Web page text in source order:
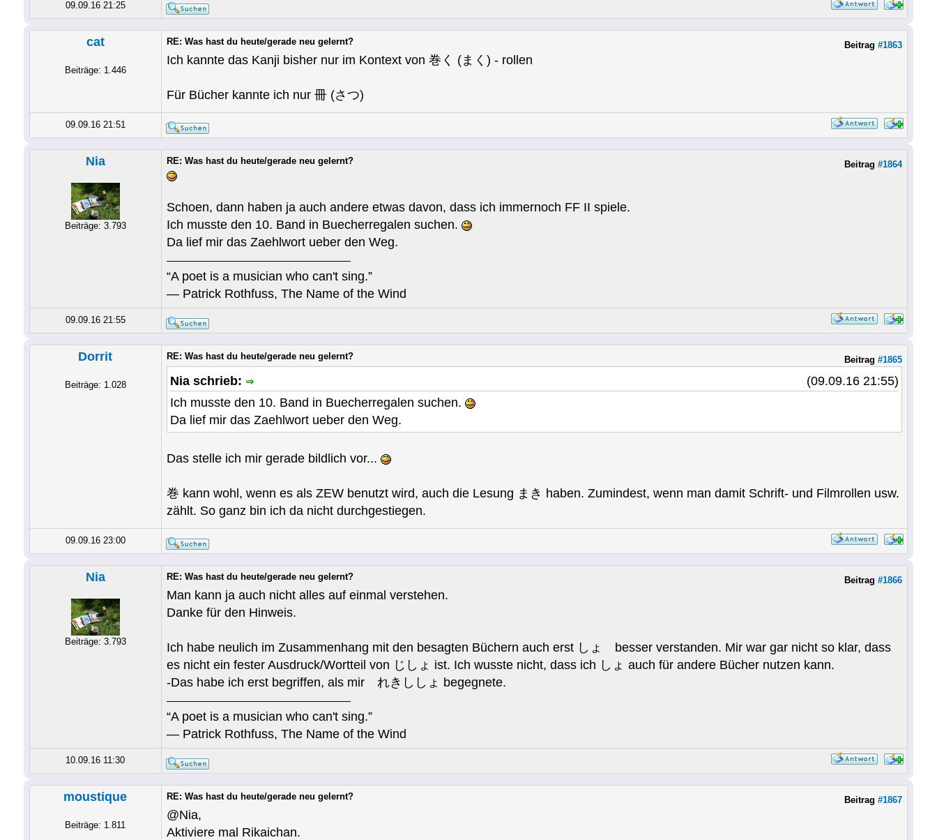
09.09.16 21:25
cat
Beiträge: 1.446
Beitrag #1863
RE: Was hast du heute/gerade neu gelernt?
Ich kannte das Kanji bisher nur im Kontext von 巻く (まく) - rollen
Für Bücher kannte ich nur 冊 (さつ)
09.09.16 21:51
Nia
Beiträge: 3.793
Beitrag #1864
RE: Was hast du heute/gerade neu gelernt?
Schoen, dann haben ja auch andere etwas davon, dass ich immernoch FF II spiele.
Ich musste den 10. Band in Buecherregalen suchen.
Da lief mir das Zaehlwort ueber den Weg.
“A poet is a musician who can't sing.”
― Patrick Rothfuss, The Name of the Wind
09.09.16 21:55
Dorrit
Beiträge: 1.028
Beitrag #1865
RE: Was hast du heute/gerade neu gelernt?
(09.09.16 21:55)
Nia schrieb:
Ich musste den 10. Band in Buecherregalen suchen.
Da lief mir das Zaehlwort ueber den Weg.
Das stelle ich mir gerade bildlich vor...
巻 kann wohl, wenn es als ZEW benutzt wird, auch die Lesung まき haben. Zumindest, wenn man damit Schrift- und Filmrollen usw.
zählt. So ganz bin ich da nicht durchgestiegen.
09.09.16 23:00
Nia
Beiträge: 3.793
Beitrag #1866
RE: Was hast du heute/gerade neu gelernt?
Man kann ja auch nicht alles auf einmal verstehen.
Danke für den Hinweis.
Ich habe neulich im Zusammenhang mit den besagten Büchern auch erst しょ besser verstanden. Mir war gar nicht so klar, dass
es nicht ein fester Ausdruck/Wortteil von じしょ ist. Ich wusste nicht, dass ich しょ auch für andere Bücher nutzen kann.
-Das habe ich erst begriffen, als mir れきししょ begegnete.
“A poet is a musician who can't sing.”
― Patrick Rothfuss, The Name of the Wind
10.09.16 11:30
moustique
Beiträge: 1.811
Beitrag #1867
RE: Was hast du heute/gerade neu gelernt?
@Nia,
Aktiviere mal Rikaichan.